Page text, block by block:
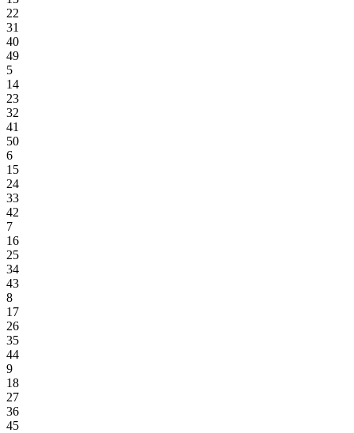
22
31
40
49
5
14
23
32
41
50
6
15
24
33
42
7
16
25
34
43
8
17
26
35
44
9
18
27
36
45